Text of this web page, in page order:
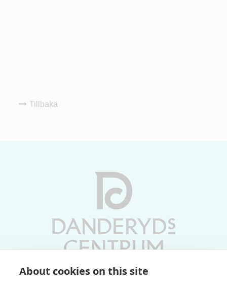
About cookies on this site
Tillbaka